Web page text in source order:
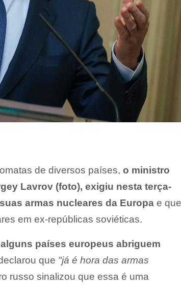
de diversos países, o ministro
Lavrov (foto), exigiu nesta terça-
armas nucleares da Europa e que
em ex-repúblicas soviéticas.
países europeus abriguem
que "já é hora das armas
russo sinalizou que essa é uma